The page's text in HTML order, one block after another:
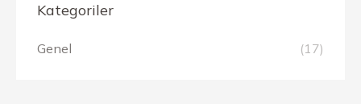
Kategoriler
Genel (17)